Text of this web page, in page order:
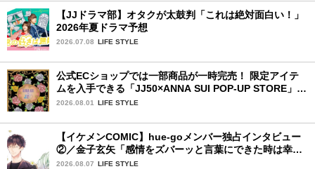
【JJドラマ部】オタクが太鼓判「これは絶対面白い！」
2026年夏ドラマ予想
2026.07.08 LIFE STYLE
公式ECショップでは一部商品が一時完売！ 限定アイテ
ムを入手できる「JJ50×ANNA SUI POP-UP STORE」が
広島で開催決定
2026.08.01 LIFE STYLE
【イケメンCOMIC】hue-goメンバー独占インタビュー
②／金子玄矢「感情をズバーッと言葉にできた時は幸
せ〜」
2026.08.07 LIFE STYLE